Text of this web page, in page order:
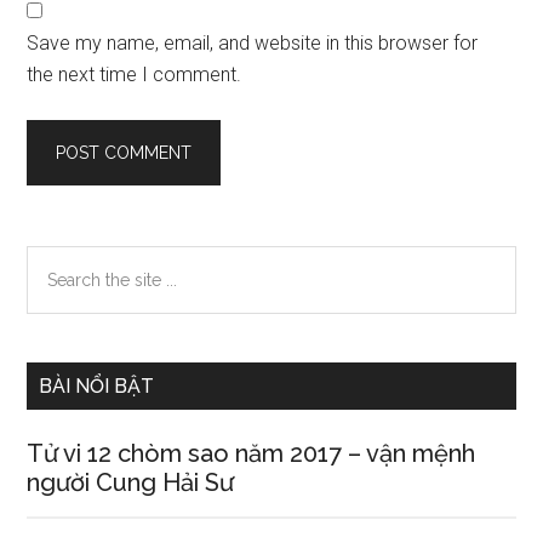
Save my name, email, and website in this browser for
the next time I comment.
Primary
Sidebar
the
BÀI NỔI BẬT
Tử vi 12 chòm sao năm 2017 – vận mệnh
người Cung Hải Sư